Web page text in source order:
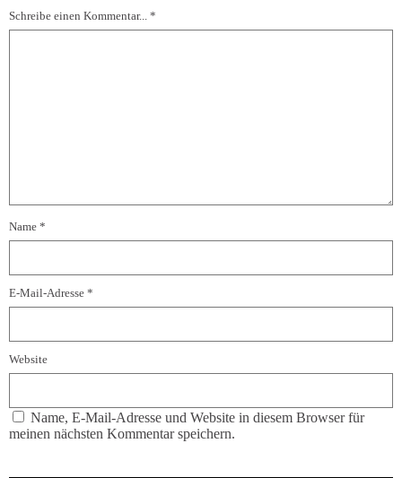
Schreibe einen Kommentar... *
Name *
E-Mail-Adresse *
Website
Name, E-Mail-Adresse und Website in diesem Browser für
meinen nächsten Kommentar speichern.